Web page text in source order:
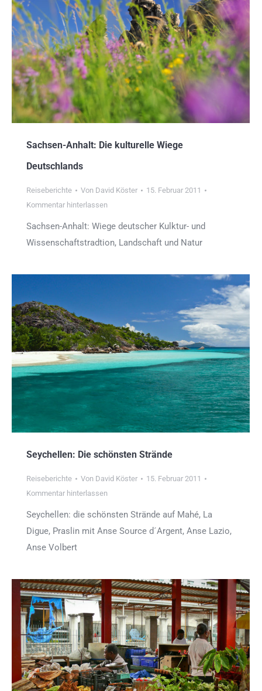
Sachsen-Anhalt: Die kulturelle Wiege
Deutschlands
Reiseberichte Von David Köster
15. Februar 2011
Kommentar hinterlassen
Sachsen-Anhalt: Wiege deutscher Kulktur- und
Wissenschaftstradtion, Landschaft und Natur
Seychellen: Die schönsten Strände
Reiseberichte Von David Köster
15. Februar 2011
Kommentar hinterlassen
Seychellen: die schönsten Strände auf Mahé, La
Digue, Praslin mit Anse Source d´Argent, Anse Lazio,
Anse Volbert